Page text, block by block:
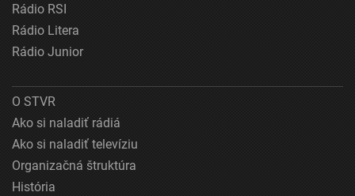
Rádio RSI
Rádio Litera
Rádio Junior
O STVR
Ako si naladiť rádiá
Ako si naladiť televíziu
Organizačná štruktúra
História